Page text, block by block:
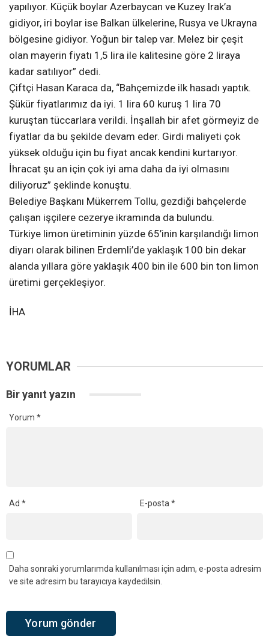
yapılıyor. Küçük boylar Azerbaycan ve Kuzey Irak’a
gidiyor, iri boylar ise Balkan ülkelerine, Rusya ve Ukrayna
bölgesine gidiyor. Yoğun bir talep var. Melez bir çeşit
olan mayerin fiyatı 1,5 lira ile kalitesine göre 2 liraya
kadar satılıyor” dedi.
Çiftçi Hasan Karaca da, “Bahçemizde ilk hasadı yaptık.
Şükür fiyatlarımız da iyi. 1 lira 60 kuruş 1 lira 70
kuruştan tüccarlara verildi. İnşallah bir afet görmeyiz de
fiyatlar da bu şekilde devam eder. Girdi maliyeti çok
yüksek olduğu için bu fiyat ancak kendini kurtarıyor.
İhracat şu an için çok iyi ama daha da iyi olmasını
diliyoruz” şeklinde konuştu.
Belediye Başkanı Mükerrem Tollu, gezdiği bahçelerde
çalışan işçilere cezerye ikramında da bulundu.
Türkiye limon üretiminin yüzde 65’inin karşılandığı limon
diyarı olarak bilinen Erdemli’de yaklaşık 100 bin dekar
alanda yıllara göre yaklaşık 400 bin ile 600 bin ton limon
üretimi gerçekleşiyor.
İHA
YORUMLAR
Bir yanıt yazın
Yorum *
Ad * E-posta*
Daha sonraki yorumlarımda kullanılması için adım, e-posta adresim
ve site adresim bu tarayıcıya kaydedilsin.